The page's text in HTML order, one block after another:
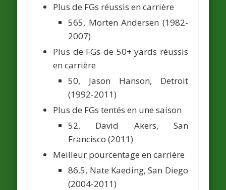
Plus de FGs réussis en carrière
565, Morten Andersen (1982-
2007)
Plus de FGs de 50+ yards réussis
en carrière
50, Jason Hanson, Detroit
(1992-2011)
Plus de FGs tentés en une saison
52, David Akers, San
Francisco (2011)
Meilleur pourcentage en carrière
86.5, Nate Kaeding,San Diego
(2004-2011)